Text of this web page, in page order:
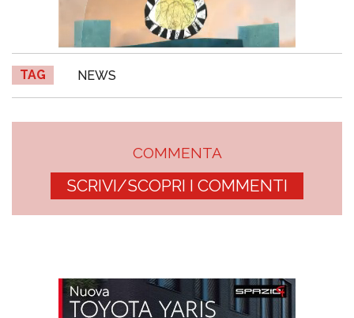
TAG NEWS
COMMENTA
SCRIVI/SCOPRI I COMMENTI